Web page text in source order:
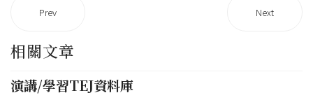
Prev Next
相關文章
演講/學習TEJ資料庫